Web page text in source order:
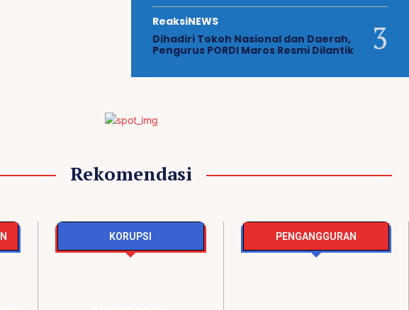
ReaksiNEWS
Dihadiri Tokoh Nasional dan Daerah,
Pengurus PORDI Maros Resmi Dilantik
Rekomendasi
KORUPSI PENGANGGURAN